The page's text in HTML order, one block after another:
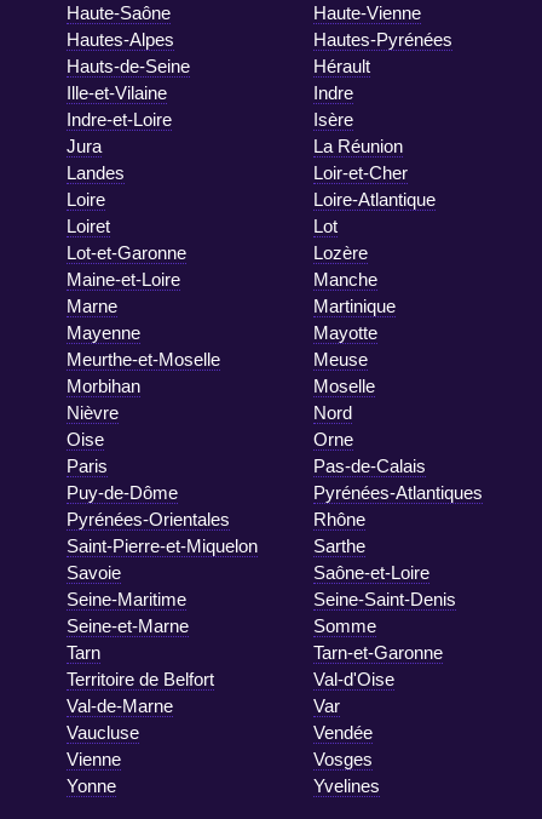
Haute-Saône
Haute-Vienne
Hautes-Alpes
Hautes-Pyrénées
Hauts-de-Seine
Hérault
Ille-et-Vilaine
Indre
Indre-et-Loire
Isère
Jura
La Réunion
Landes
Loir-et-Cher
Loire
Loire-Atlantique
Loiret
Lot
Lot-et-Garonne
Lozère
Maine-et-Loire
Manche
Marne
Martinique
Mayenne
Mayotte
Meurthe-et-Moselle
Meuse
Morbihan
Moselle
Nièvre
Nord
Oise
Orne
Paris
Pas-de-Calais
Puy-de-Dôme
Pyrénées-Atlantiques
Pyrénées-Orientales
Rhône
Saint-Pierre-et-Miquelon
Sarthe
Savoie
Saône-et-Loire
Seine-Maritime
Seine-Saint-Denis
Seine-et-Marne
Somme
Tarn
Tarn-et-Garonne
Territoire de Belfort
Val-d'Oise
Val-de-Marne
Var
Vaucluse
Vendée
Vienne
Vosges
Yonne
Yvelines